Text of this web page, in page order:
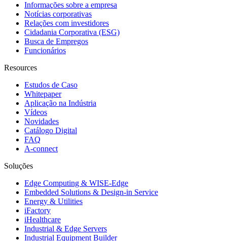
Informações sobre a empresa
Notícias corporativas
Relações com investidores
Cidadania Corporativa (ESG)
Busca de Empregos
Funcionários
Resources
Estudos de Caso
Whitepaper
Aplicação na Indústria
Vídeos
Novidades
Catálogo Digital
FAQ
A-connect
Soluções
Edge Computing & WISE-Edge
Embedded Solutions & Design-in Service
Energy & Utilities
iFactory
iHealthcare
Industrial & Edge Servers
Industrial Equipment Builder